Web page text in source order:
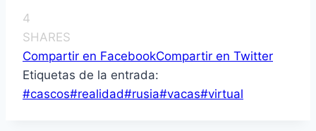
4
SHARES
Compartir en FacebookCompartir en Twitter
Etiquetas de la entrada:
#cascos#realidad#rusia#vacas#virtual